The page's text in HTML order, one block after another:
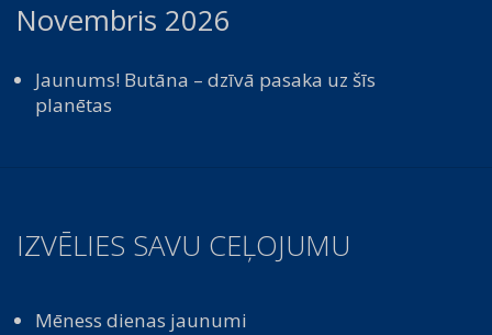
Novembris 2026
Jaunums! Butāna – dzīvā pasaka uz šīs
planētas
IZVĒLIES SAVU CEĻOJUMU
Mēness dienas jaunumi